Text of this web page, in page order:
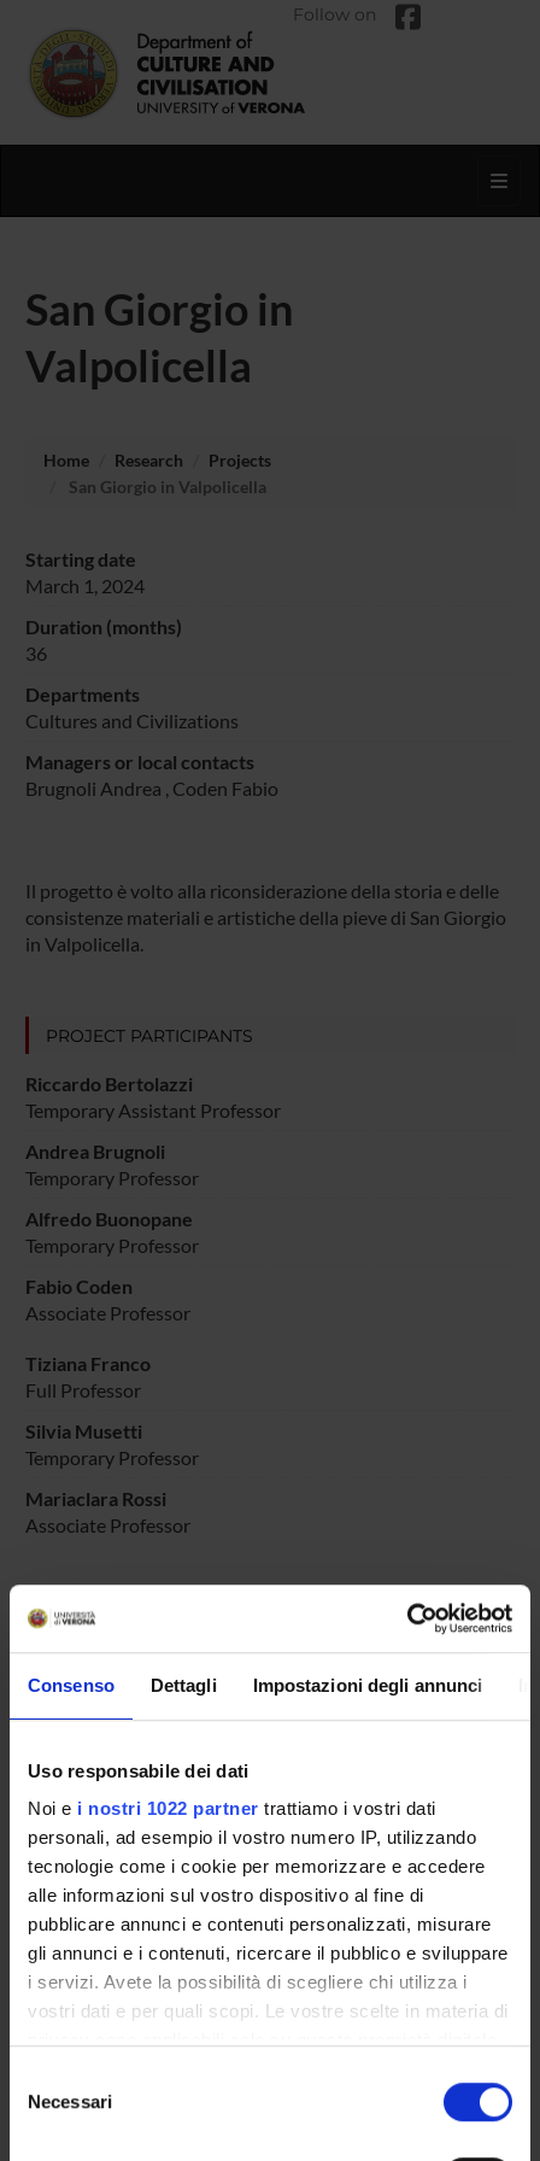
Consenso Dettagli Impostazioni degli annunci
Uso responsabile dei dati
Noi e i nostri 1022 partner trattiamo i vostri dati
personali, ad esempio il vostro numero IP, utilizzando
tecnologie come i cookie per memorizzare e accedere
alle informazioni sul vostro dispositivo al fine di
pubblicare annunci e contenuti personalizzati, misurare
gli annunci e i contenuti, ricercare il pubblico e sviluppare
i servizi. Avete la possibilità di scegliere chi utilizza i
vostri dati e per quali scopi. Le vostre scelte in materia di
modificare o revocare il proprio consenso in qualsiasi
momento dalla Dichiarazione sui cookie o facendo clic
delNecessari
Follow on
San Giorgio in
Valpolicella
Home Research
Projects
San Giorgio in Valpolicella
Starting date
March 1, 2024
Duration (months)
36
Departments
Cultures and Civilizations
Managers or local contacts
Brugnoli Andrea , Coden Fabio
Il progetto è volto alla riconsiderazione della storia e delle
consistenze materiali e artistiche della pieve di San Giorgio
in Valpolicella.
PROJECT PARTICIPANTS
Riccardo Bertolazzi
Temporary Assistant Professor
Andrea Brugnoli
Temporary Professor
Alfredo Buonopane
Temporary Professor
Fabio Coden
Associate Professor
Tiziana Franco
Full Professor
Silvia Musetti
Temporary Professor
Mariaclara Rossi
Associate Professor
RESEARCH AREAS INVOLVED IN THE PROJECT
Cultural studies, symbolic representation, religious studies
History of art and architecture
Storia e Antropologia
Medieval history
SECTIONS
Arti e Geografie
TITLE